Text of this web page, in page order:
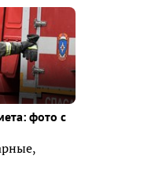
фото с